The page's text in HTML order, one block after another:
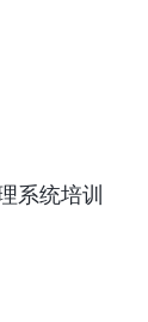
系统培训